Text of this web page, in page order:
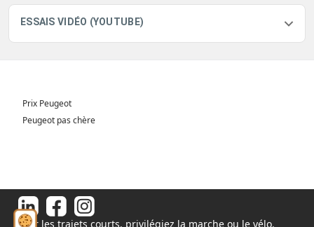
ESSAIS VIDÉO (YOUTUBE)
Prix Peugeot
Peugeot pas chère
Pour les trajets courts, privilégiez la marche ou le vélo.